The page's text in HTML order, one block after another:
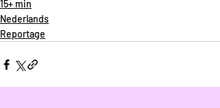
15+ min
Nederlands
Reportage